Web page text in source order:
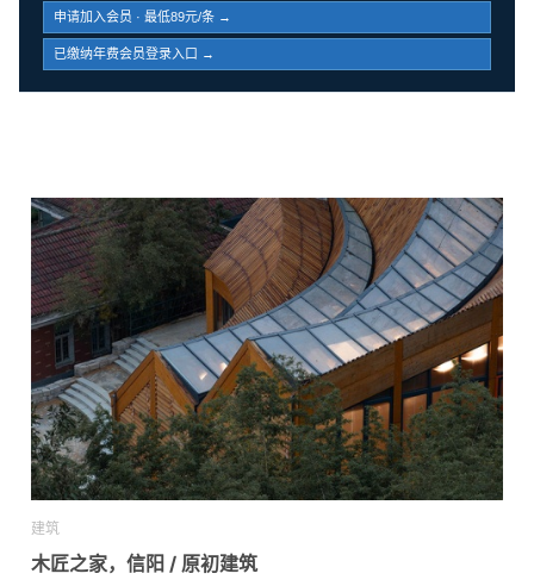
申请加入会员 · 最低89元/条 →
已缴纳年费会员登录入口 →
建筑
木匠之家，信阳 / 原初建筑